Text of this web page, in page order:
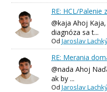
RE: HCL/Palenie
@kaja Ahoj
diagnóza sa t...
Od Jaroslav
RE: Merania
@nada Ahoj
ak by ...
Od Jaroslav